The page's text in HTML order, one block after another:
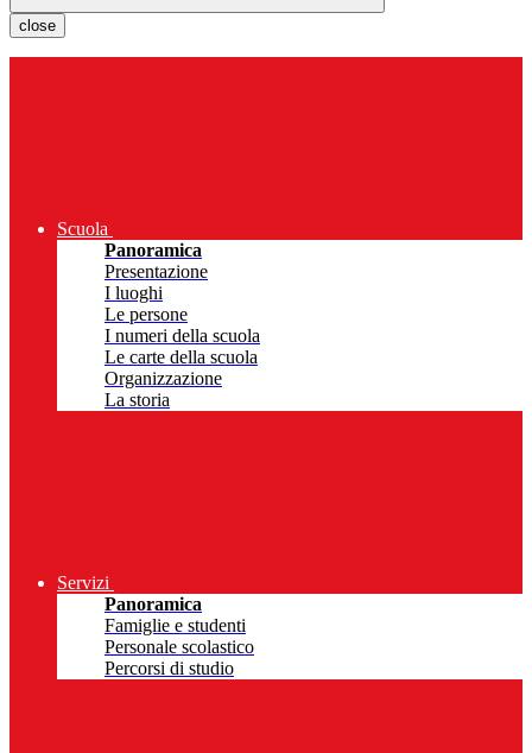
close
Scuola
Panoramica
Presentazione
I luoghi
Le persone
I numeri della scuola
Le carte della scuola
Organizzazione
La storia
Servizi
Panoramica
Famiglie e studenti
Personale scolastico
Percorsi di studio